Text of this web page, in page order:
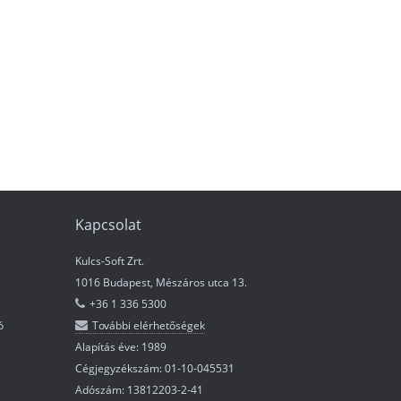
Kapcsolat
Kulcs-Soft Zrt.
1016 Budapest, Mészáros utca 13.
+36 1 336 5300
További elérhetőségek
Alapítás éve: 1989
Cégjegyzékszám: 01-10-045531
Adószám: 13812203-2-41